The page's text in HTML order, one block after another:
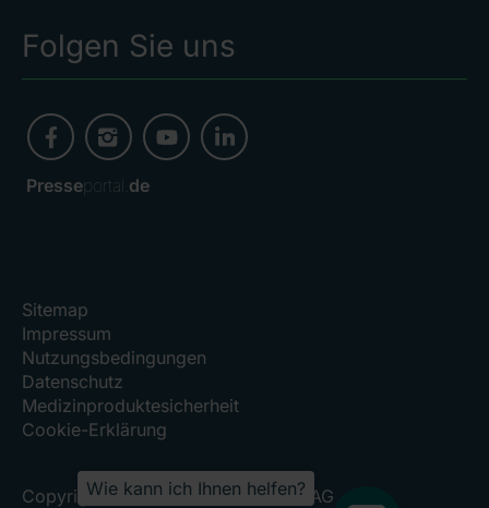
Folgen Sie uns
Presseportal. de
Sitemap
Impressum
Nutzungsbedingungen
Datenschutz
Medizinproduktesicherheit
Cookie-Erklärung
Copyright 2026, RHÖN-KLINIKUM AG
Wie kann ich Ihnen helfen?